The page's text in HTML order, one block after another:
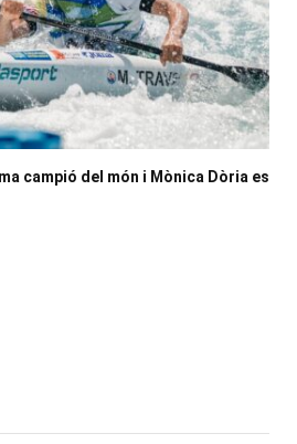
campió del món i Mònica Dòria es